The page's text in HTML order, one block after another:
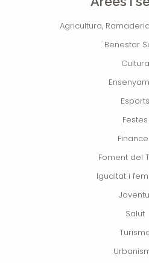
Agricultura,
Benestar
Cultura
Esports
Festes
Foment del
Igualtat i
Salut